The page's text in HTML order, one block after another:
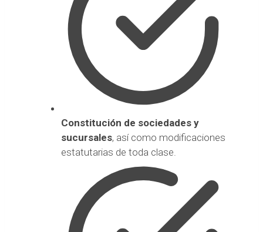
Constitución de sociedades y
sucursales, así como modificaciones
estatutarias de toda clase.